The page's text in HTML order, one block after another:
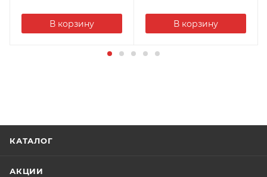
В корзину В корзину
КАТАЛОГ
АКЦИИ